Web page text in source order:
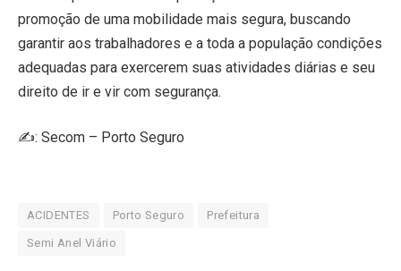
promoção de uma mobilidade mais segura, buscando
garantir aos trabalhadores e a toda a população condições
adequadas para exercerem suas atividades diárias e seu
direito de ir e vir com segurança.
✍️: Secom – Porto Seguro
ACIDENTES Porto Seguro Prefeitura
Semi Anel Viário